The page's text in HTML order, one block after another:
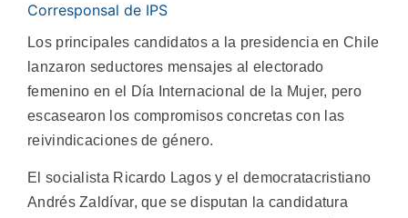
Corresponsal de IPS
Los principales candidatos a la presidencia en Chile
lanzaron seductores mensajes al electorado
femenino en el Día Internacional de la Mujer, pero
escasearon los compromisos concretas con las
reivindicaciones de género.
El socialista Ricardo Lagos y el democratacristiano
Andrés Zaldívar, que se disputan la candidatura